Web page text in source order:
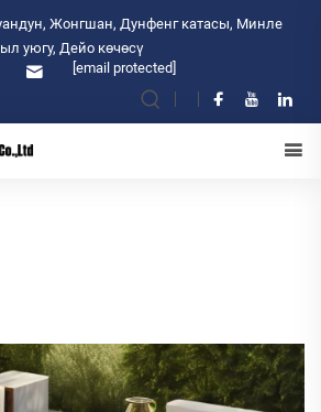
Жонгшан, Дунфенг катасы, Минле
уюгу, Дейо көчөсү
[email protected]